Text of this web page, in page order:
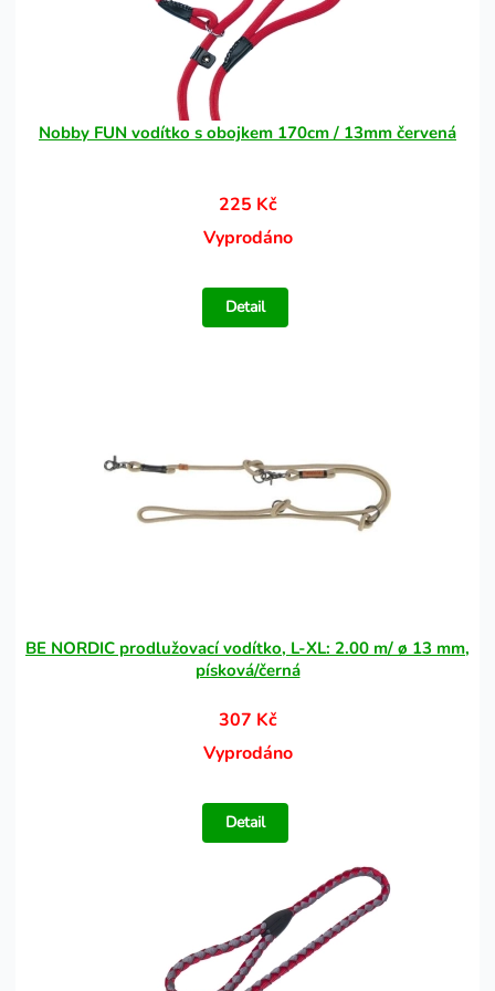
Nobby FUN vodítko s obojkem 170cm / 13mm červená
225 Kč
Vyprodáno
Detail
BE NORDIC prodlužovací vodítko, L-XL: 2.00 m/ ø 13 mm,
písková/černá
307 Kč
Vyprodáno
Detail